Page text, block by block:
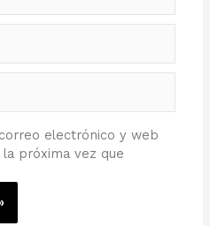
electrónico y web
próxima vez que